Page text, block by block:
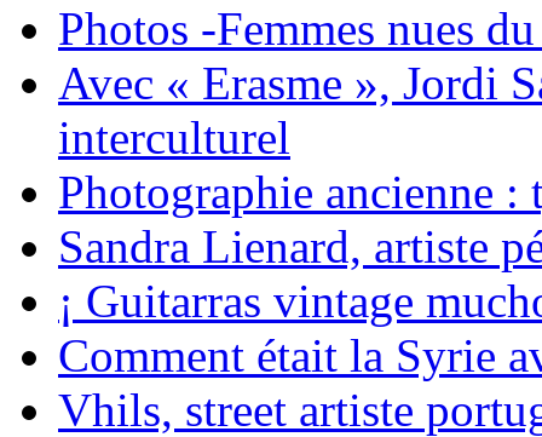
Photos -Femmes nues
Avec « Erasme », Jordi
interculturel
Photographie ancienne :
Sandra Lienard, artiste
¡ Guitarras vintage
Comment était la Syrie
Vhils, street artiste